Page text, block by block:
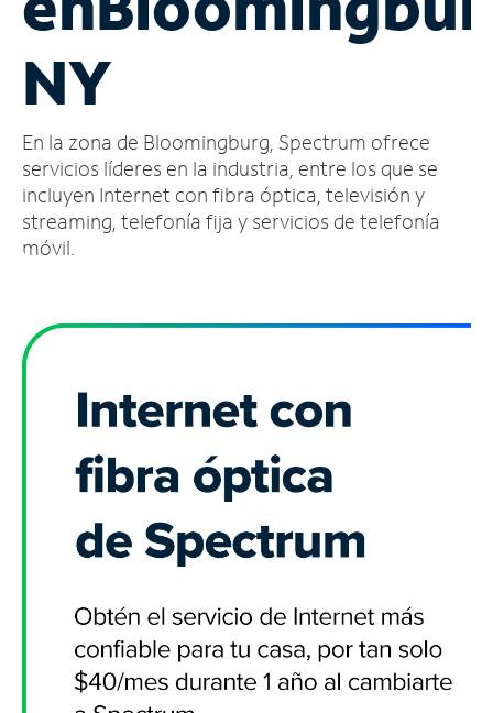
cuenta
Encuentra
tienda
NY
En la zona de Bloomingburg, Spectrum ofrece
servicios líderes en la industria, entre los que se
incluyen Internet con fibra óptica, televisión y
streaming, telefonía fija y servicios de telefonía
móvil.